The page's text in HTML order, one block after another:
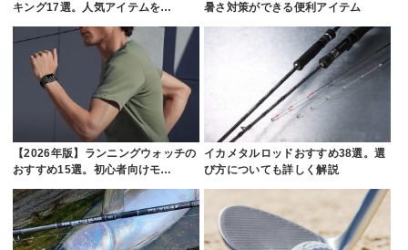
キング17選。人気アイテムを…
暑さ対策ができる便利アイテム
【2026年版】ランニングウォッチの
おすすめ15選。初心者向けモ…
イカメタルロッドおすすめ38選。選
び方についても詳しく解説